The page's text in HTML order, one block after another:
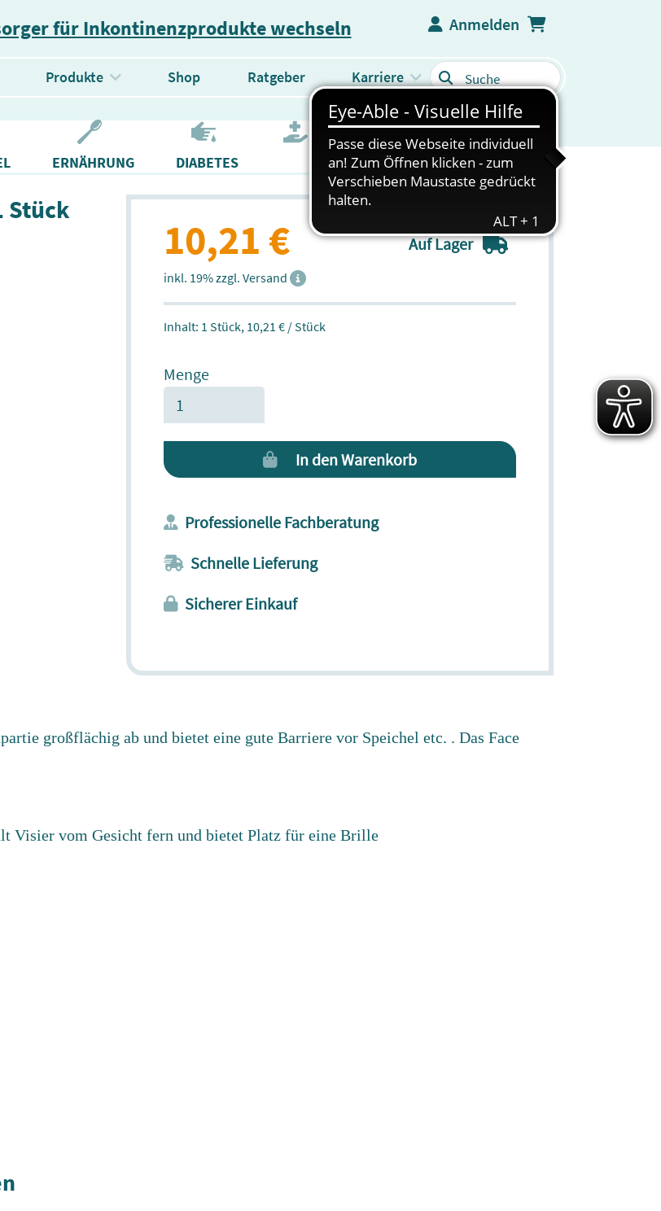
für Inkontinenzprodukte wechseln Anmelden
Produkte(current) Shop Ratgeber Karriere
ERNÄHRUNG DIABETES
WEITERES PRODUKTSORTIMENT
Stück
10,21 €
inkl. 19% zzgl. Versand
Auf Lager
Inhalt: 1 Stück, 10,21 € / Stück
Menge
In den Warenkorb
Professionelle Fachberatung
Schnelle Lieferung
Sicherer Einkauf
großflächig ab und bietet eine gute Barriere vor Speichel etc. . Das Face
Visier vom Gesicht fern und bietet Platz für eine Brille